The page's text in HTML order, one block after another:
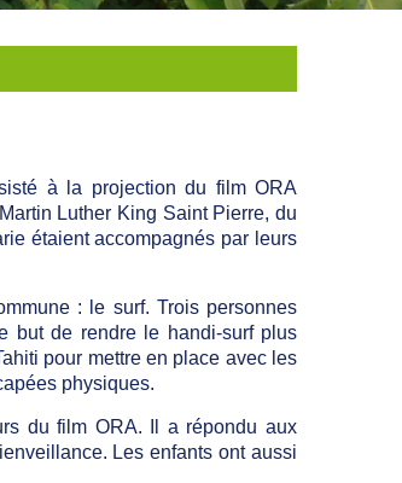
à la projection du film ORA
Luther King Saint Pierre, du
étaient accompagnés par leurs
: le surf. Trois personnes
but de rendre le handi-surf plus
pour mettre en place avec les
physiques.
du film ORA. Il a répondu aux
Les enfants ont aussi